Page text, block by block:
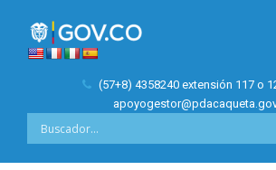
(57+8) 4358240 extensión 117 o